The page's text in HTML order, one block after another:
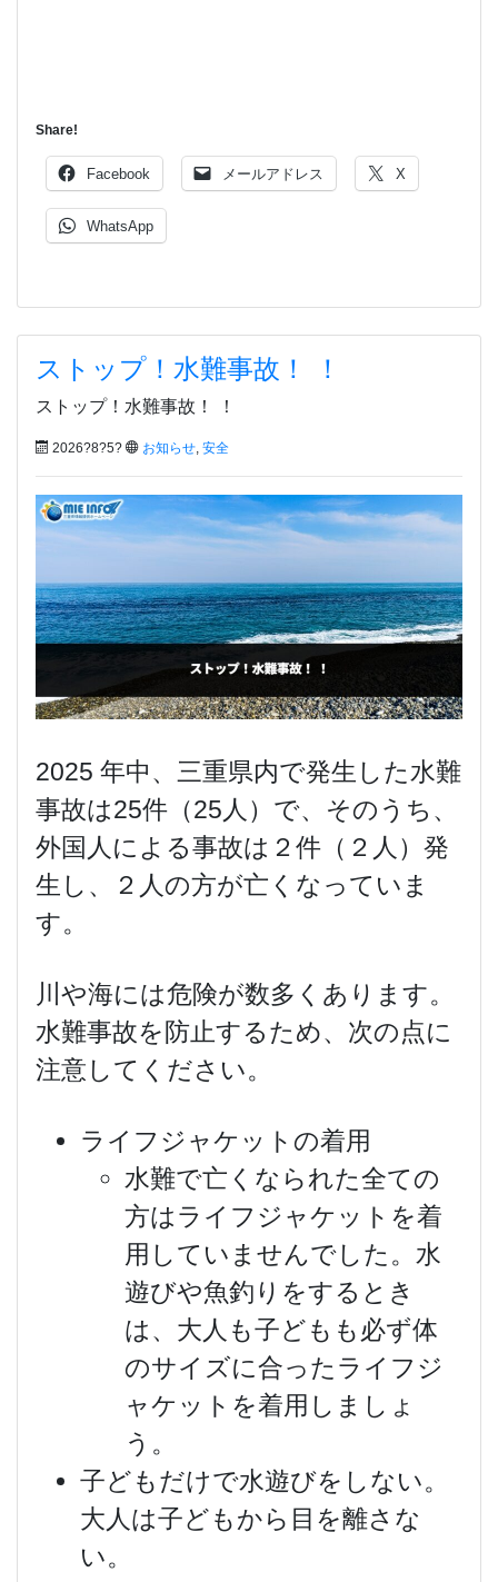
Share!
Facebook メールアドレス X
WhatsApp
ストップ！水難事故！ ！
ストップ！水難事故！ ！
2026?8?5? お知らせ, 安全
2025 年中、三重県内で発生した水難
事故は25件（25人）で、そのうち、
外国人による事故は２件（２人）発
生し、２人の方が亡くなっていま
す。
川や海には危険が数多くあります。
水難事故を防止するため、次の点に
注意してください。
ライフジャケットの着用
水難で亡くなられた全ての
方はライフジャケットを着
用していませんでした。水
遊びや魚釣りをするとき
は、大人も子どもも必ず体
のサイズに合ったライフジ
ャケットを着用しましょ
う。
子どもだけで水遊びをしない。
大人は子どもから目を離さな
い。